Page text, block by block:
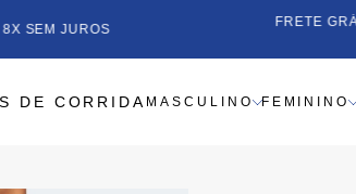
ATÉ 8X SEM JUROS
DE CORRIDA MASCULINO FEMININO